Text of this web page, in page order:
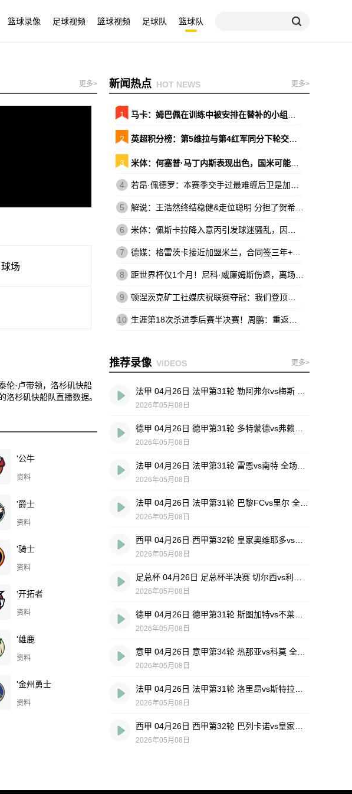
篮球录像 足球视频 篮球视频 足球队 篮球队
更多>
球场
伦·卢带领，洛杉矶快船
杉矶快船队直播数据。
'公牛
资料
'爵士
资料
'骑士
资料
'开拓者
资料
'雄鹿
资料
'金州勇士
资料
新闻热点 HOT NEWS 更多>
1 马卡：姆巴佩在训练中被安排在替补的小组，原本会以替补出战巴萨
2 英超积分榜：第5维拉与第4红军同分下轮交锋 森林暂领先降级区7分
3 米体：何塞普·马丁内斯表现出色，国米可能放弃引进维卡里奥
4 若昂·佩德罗：本赛季交手过最难缠后卫是加布，他的速度让我惊讶
5 解说：王浩然终结稳健&走位聪明 分担了贺希宁和史密斯的进攻压力
6 米体：佩斯卡拉降入意丙引发球迷骚乱，因西涅落泪、被球迷嘘
7 德媒：格雷茨卡接近加盟米兰，合同签三年+基础年薪500万欧
8 距世界杯仅1个月！尼科·威廉姆斯伤退，离场时不断说：这不可能
9 顿涅茨克矿工社媒庆祝联赛夺冠：我们登顶王座，实至名归
10 生涯第18次杀进季后赛半决赛！周鹏：重返四强 跟球队一起拼到底
推荐录像 VIDEOS 更多>
2026年05月08日
2026年05月08日
2026年05月08日
2026年05月08日
2026年05月08日
2026年05月08日
2026年05月08日
2026年05月08日
2026年05月08日
2026年05月08日